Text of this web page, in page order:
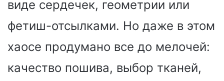
виде сердечек, геометрии или
фетиш-отсылками. Но даже в этом
хаосе продумано все до мелочей:
качество пошива, выбор тканей,